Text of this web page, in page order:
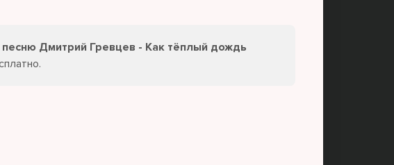
песню Дмитрий Гревцев - Как тёплый дождь